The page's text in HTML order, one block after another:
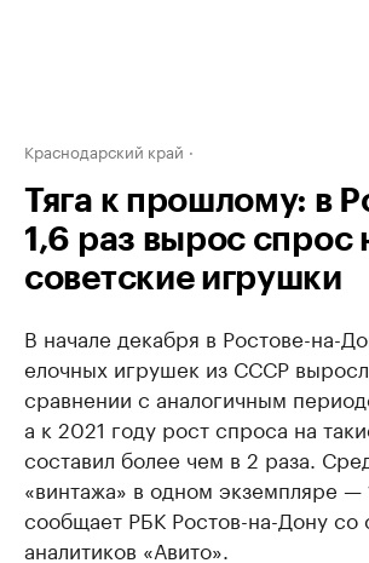
Краснодарский край
Тяга к прошлому: в
1,6 раз вырос спрос
советские игрушки
В начале декабря в Ростове-на-
елочных игрушек из СССР
сравнении с аналогичным
а к 2021 году рост спроса на
составил более чем в 2 раза.
«винтажа» в одном экземпляре —
сообщает РБК Ростов-на-Дону со
аналитиков «Авито».